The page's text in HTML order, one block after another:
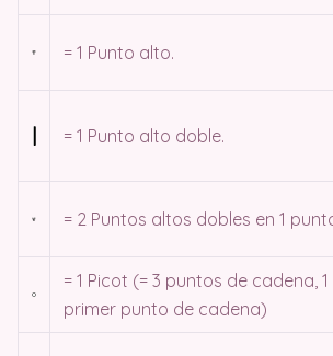
= 1 Punto alto.
= 1 Punto alto doble.
= 2 Puntos altos dobles en 1
= 1 Picot (= 3 puntos de cadena,
primer punto de cadena)